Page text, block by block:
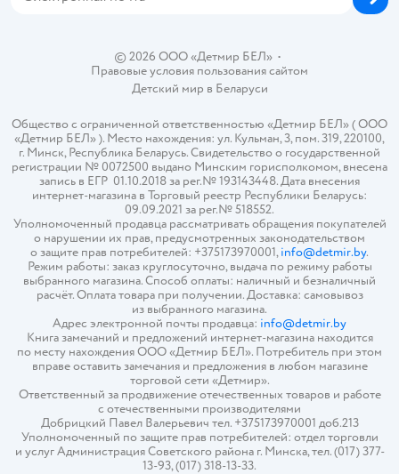
© 2026 ООО «Детмир БЕЛ»•
Правовые условия пользования сайтом
Детский мир в Беларуси
Общество с ограниченной ответственностью «Детмир БЕЛ» ( ООО
«Детмир БЕЛ» ). Место нахождения: ул. Кульман, 3, пом. 319, 220100,
г. Минск, Республика Беларусь. Свидетельство о государственной
регистрации № 0072500 выдано Минским горисполкомом, внесена
запись в ЕГР 01.10.2018 за рег.№ 193143448. Дата внесения
интернет-магазина в Торговый реестр Республики Беларусь:
09.09.2021 за рег.№ 518552.
Уполномоченный продавца рассматривать обращения покупателей
о нарушении их прав, предусмотренных законодательством
о защите прав потребителей: +375173970001,info@detmir.by.
Режим работы: заказ круглосуточно, выдача по режиму работы
выбранного магазина. Способ оплаты: наличный и безналичный
расчёт. Оплата товара при получении. Доставка: самовывоз
из выбранного магазина.
Адрес электронной почты продавца: info@detmir.by
Книга замечаний и предложений интернет-магазина находится
по месту нахождения ООО «Детмир БЕЛ». Потребитель при этом
вправе оставить замечания и предложения в любом магазине
торговой сети «Детмир».
Ответственный за продвижение отечественных товаров и работе
с отечественными производителями
Добрицкий Павел Валерьевич тел. +375173970001 доб.213
Уполномоченный по защите прав потребителей: отдел торговли
и услуг Администрация Советского района г. Минска, тел. (017) 377-
13-93, (017) 318-13-33.